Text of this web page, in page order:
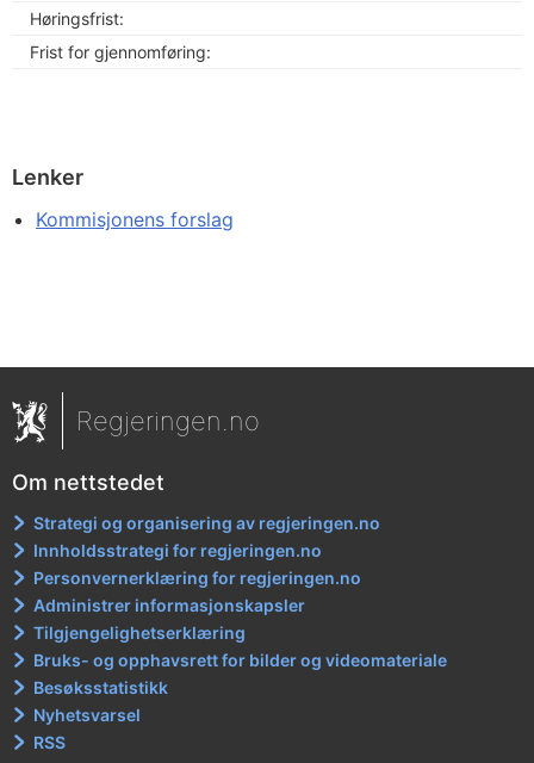
Høringsfrist:
Frist for gjennomføring:
Lenker
Kommisjonens forslag
Regjeringen.no
Om nettstedet
Strategi og organisering av regjeringen.no
Innholdsstrategi for regjeringen.no
Personvernerklæring for regjeringen.no
Administrer informasjonskapsler
Tilgjengelighetserklæring
Bruks- og opphavsrett for bilder og videomateriale
Besøksstatistikk
Nyhetsvarsel
RSS